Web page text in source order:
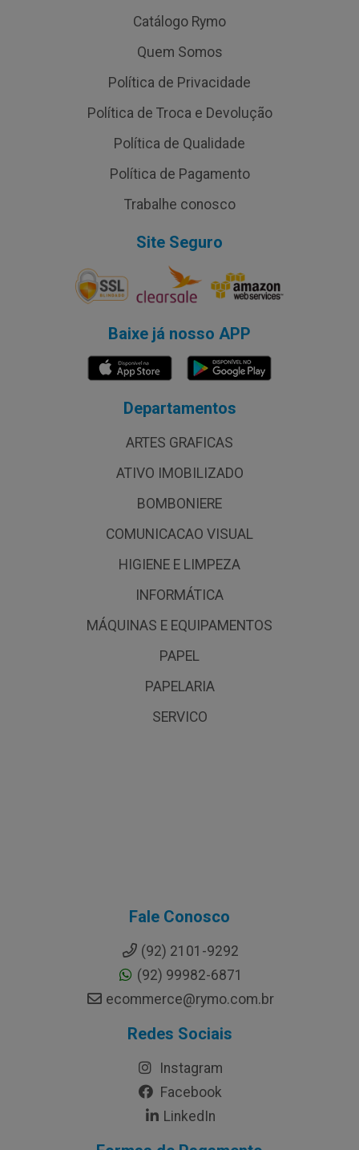
Catálogo Rymo
Quem Somos
Política de Privacidade
Política de Troca e Devolução
Política de Qualidade
Política de Pagamento
Trabalhe conosco
Site Seguro
Baixe já nosso APP
Departamentos
ARTES GRAFICAS
ATIVO IMOBILIZADO
BOMBONIERE
COMUNICACAO VISUAL
HIGIENE E LIMPEZA
INFORMÁTICA
MÁQUINAS E EQUIPAMENTOS
PAPEL
PAPELARIA
SERVICO
Fale Conosco
(92) 2101-9292
(92) 99982-6871
ecommerce@rymo.com.br
Redes Sociais
Instagram
Facebook
LinkedIn